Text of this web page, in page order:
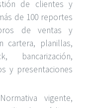
de clientes y
de 100 reportes
de ventas y
cartera, planillas,
bancarización,
y presentaciones
vigente,